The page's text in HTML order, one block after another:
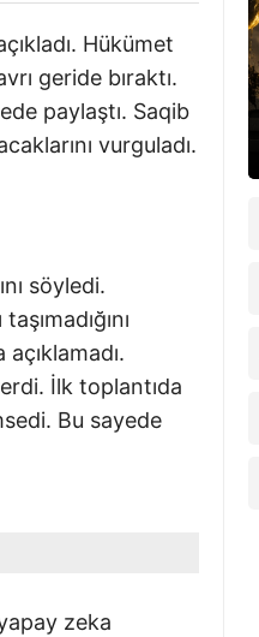
Hükümet
geride bıraktı.
paylaştı. Saqib
vurguladı.
söyledi.
İlk toplantıda
Bu sayede
zeka